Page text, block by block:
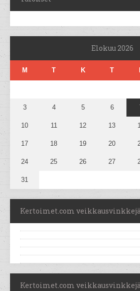
Elokuu 2026
M T K T
3 4 5 6
10 11 12 13
17 18 19 20
24 25 26 27
31
Kertoimet.com
Kertoimet.com